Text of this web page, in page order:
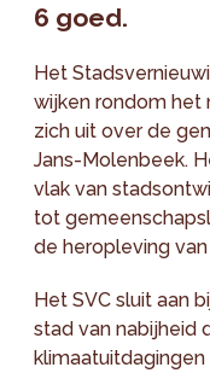
6 goed.
Het
wijken rondom het
zich uit over de
Jans-Molenbeek.
vlak van
tot
de heropleving
Het SVC sluit aan
stad van nabijheid